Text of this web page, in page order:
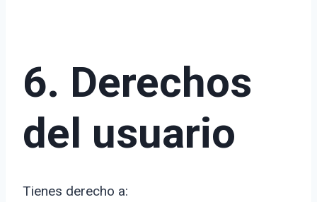
6. Derechos
del usuario
Tienes derecho a: